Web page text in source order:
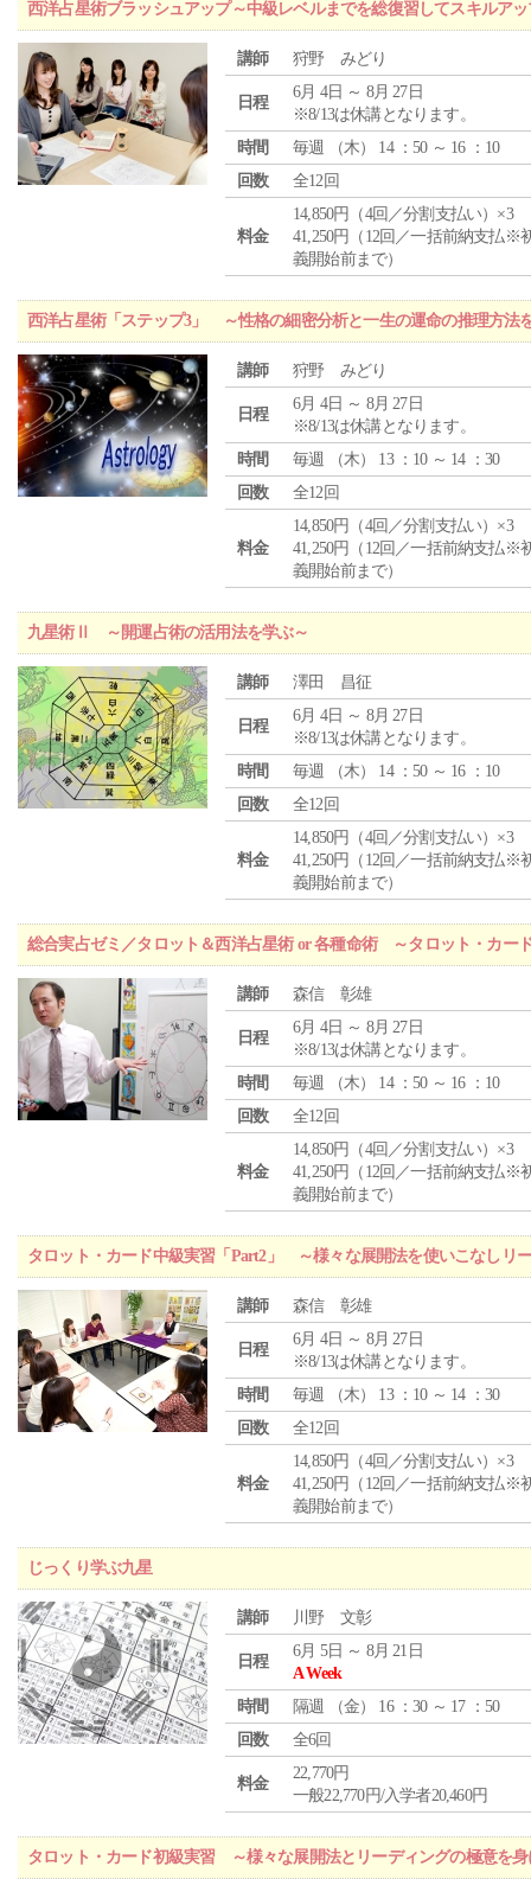
西洋占星術ブラッシュアップ～中級レベルまでを総復習してスキルア
講師 狩野 みどり
日程
6月 4日 ～ 8月 27日
※8/13は休講となります。
時間
毎週 （木） 14 ：50 ～ 16 ：10
回数
全12回
料金
14,850円（4回／分割支払い）×3
41,250円（12回／一括前納支払※
義開始前まで）
西洋占星術「ステップ3」 ～性格の細密分析と一生の運命の推理方法
講師 狩野 みどり
日程
6月 4日 ～ 8月 27日
※8/13は休講となります。
時間
毎週 （木） 13 ：10 ～ 14 ：30
回数
全12回
料金
14,850円（4回／分割支払い）×3
41,250円（12回／一括前納支払※
義開始前まで）
九星術Ⅱ ～開運占術の活用法を学ぶ～
講師 澤田 昌征
日程
6月 4日 ～ 8月 27日
※8/13は休講となります。
時間
毎週 （木） 14 ：50 ～ 16 ：10
回数
全12回
料金
14,850円（4回／分割支払い）×3
41,250円（12回／一括前納支払※
義開始前まで）
総合実占ゼミ／タロット＆西洋占星術 or 各種命術 ～タロット・カー
講師 森信 彰雄
日程
6月 4日 ～ 8月 27日
※8/13は休講となります。
時間
毎週 （木） 14 ：50 ～ 16 ：10
回数
全12回
料金
14,850円（4回／分割支払い）×3
41,250円（12回／一括前納支払※
義開始前まで）
タロット・カード中級実習「Part2」 ～様々な展開法を使いこなしリ
講師 森信 彰雄
日程
6月 4日 ～ 8月 27日
※8/13は休講となります。
時間
毎週 （木） 13 ：10 ～ 14 ：30
回数
全12回
料金
14,850円（4回／分割支払い）×3
41,250円（12回／一括前納支払※
義開始前まで）
じっくり学ぶ九星
講師 川野 文彰
日程
6月 5日 ～ 8月 21日
A Week
時間
隔週 （金） 16 ：30 ～ 17 ：50
回数
全6回
料金
22,770円
一般22,770円/入学者20,460円
タロット・カード初級実習 ～様々な展開法とリーディングの極意を身